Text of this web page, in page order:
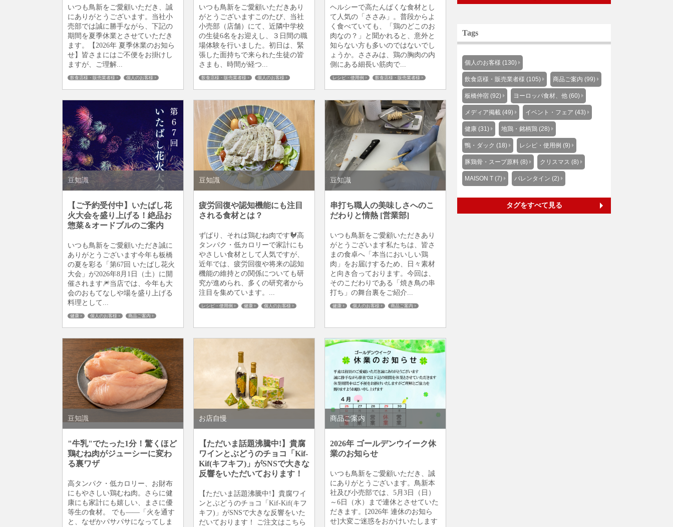
いつも鳥新をご愛顧いただき、誠
にありがとうございます。当社小
売部では誠に勝手ながら、下記の
期間を夏季休業とさせていただき
ます。【2026年 夏季休業のお知ら
せ】皆さまにはご不便をお掛けし
ますが、ご理解...
飲食店様・販売業者様
個人のお客様
いつも鳥新をご愛顧いただきあり
がとうございますこのたび、当社
小売部（店舗）にて、近隣中学校
の生徒6名をお迎えし、３日間の職
場体験を行いました。初日は、緊
張した面持ちで来られた生徒の皆
さまも、時間が経つ...
飲食店様・販売業者様
個人のお客様
ヘルシーで高たんぱくな食材とし
て人気の「ささみ」。普段からよ
く食べていても、「鶏のどこのお
肉なの？」と聞かれると、意外と
知らない方も多いのではないでし
ょうか。ささみは、鶏の胸肉の内
側にある細長い筋肉で...
レシピ・使用例
飲食店様・販売業者様
豆知識
【ご予約受付中】いたばし花
火大会を盛り上げる！絶品お
惣菜＆オードブルのご案内
いつも鳥新をご愛顧いただき誠に
ありがとうございます今年も板橋
の夏を彩る「第67回 いたばし花火
大会」が2026年8月1日（土）に開
催されます🎆当店では、今年も大
会のおもてなしや場を盛り上げる
料理として...
健康 個人のお客様
商品ご案内
豆知識
疲労回復や認知機能にも注目
される食材とは？
ずばり、それは鶏むね肉です🐓高
タンパク・低カロリーで家計にも
やさしい食材として人気ですが、
近年では、疲労回復や将来の認知
機能の維持との関係についても研
究が進められ、多くの研究者から
注目を集めています。...
レシピ・使用例 健康
個人のお客様
豆知識
串打ち職人の美味しさへのこ
だわりと情熱 [営業部]
いつも鳥新をご愛顧いただきあり
がとうございます私たちは、皆さ
まの食卓へ「本当においしい鶏
肉」をお届けするため、日々素材
と向き合っております。今回は、
そのこだわりである「焼き鳥の串
打ち」の舞台裏をご紹介...
健康 個人のお客様
商品ご案内
豆知識
"牛乳"でたった1分！驚くほど
鶏むね肉がジューシーに変わ
る裏ワザ
高タンパク・低カロリー、お財布
にもやさしい鶏むね肉。さらに健
康にも家計にも嬉しい、まさに優
等生の食材。 でも――「火を通す
と、なぜかパサパサになってしま
お店自慢
【ただいま話題沸騰中!】貴腐
ワインとぶどうのチョコ「Kif-
Kif(キフキフ)」がSNSで大きな
反響をいただいております！
【ただいま話題沸騰中!】貴腐ワイ
ンとぶどうのチョコ「Kif-Kif(キフ
キフ)」がSNSで大きな反響をいた
だいております！ ご注文はこちら
商品ご案内
2026年 ゴールデンウイーク休
業のお知らせ
いつも鳥新をご愛顧いただき、誠
にありがとうございます。鳥新本
社及び小売部では、5月3日（日）
～6日（水）まで連休とさせていた
だきます。[2026年 連休のお知ら
せ]大変ご迷惑をおかけいたします
Tags
個人のお客様 (130)
飲食店様・販売業者様 (105) 商品ご案内 (99)
板橋仲宿 (92) ヨーロッパ食材、他 (60)
メディア掲載 (49) イベント・フェア (43)
健康 (31) 地鶏・銘柄鶏 (28)
鴨・ダック (18) レシピ・使用例 (9)
豚鶏骨・スープ原料 (8) クリスマス (8)
MAISON T (7) バレンタイン (2)
タグをすべて見る